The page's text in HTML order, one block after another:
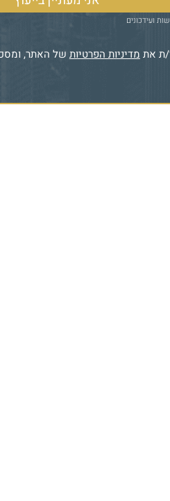
ועידכונים
ת את מדיניות הפרטיות של האתר,